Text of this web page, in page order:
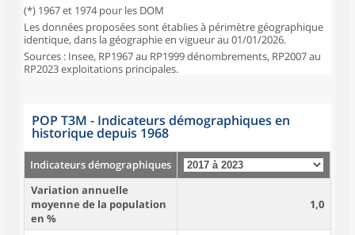
(*) 1967 et 1974 pour les DOM
Les données proposées sont établies à périmètre géographique
identique, dans la géographie en vigueur au 01/01/2026.
Sources : Insee, RP1967 au RP1999 dénombrements, RP2007 au
RP2023 exploitations principales.
POP T3M - Indicateurs démographiques en
historique depuis 1968
Indicateurs démographiques
Variation annuelle
moyenne de la population
en %
1,0